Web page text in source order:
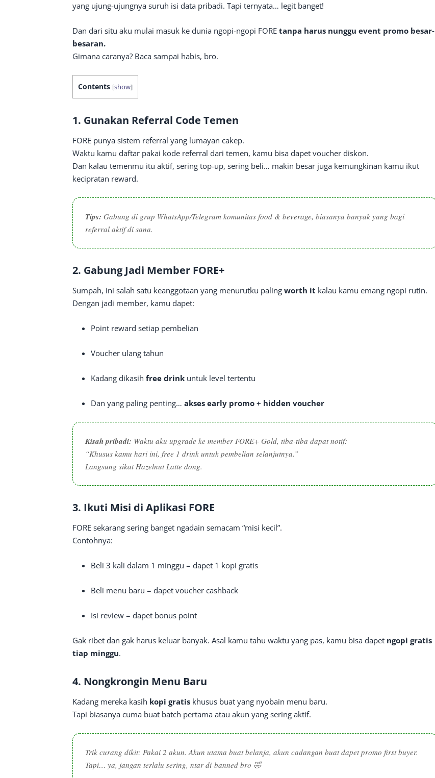
yang ujung-ujungnya suruh isi data pribadi. Tapi ternyata… legit banget!
Dan dari situ aku mulai masuk ke dunia ngopi-ngopi FORE tanpa harus nunggu event promo besar-
besaran.
Gimana caranya? Baca sampai habis, bro.
Contents [show]
1. Gunakan Referral Code Temen
FORE punya sistem referral yang lumayan cakep.
Waktu kamu daftar pakai kode referral dari temen, kamu bisa dapet voucher diskon.
Dan kalau temenmu itu aktif, sering top-up, sering beli… makin besar juga kemungkinan kamu ikut
kecipratan reward.
Tips: Gabung di grup WhatsApp/Telegram komunitas food & beverage, biasanya banyak yang bagi
referral aktif di sana.
2. Gabung Jadi Member FORE+
Sumpah, ini salah satu keanggotaan yang menurutku paling worth it kalau kamu emang ngopi rutin.
Dengan jadi member, kamu dapet:
Point reward setiap pembelian
Voucher ulang tahun
Kadang dikasih free drink untuk level tertentu
Dan yang paling penting… akses early promo + hidden voucher
Kisah pribadi: Waktu aku upgrade ke member FORE+ Gold, tiba-tiba dapat notif:
“Khusus kamu hari ini, free 1 drink untuk pembelian selanjutnya.”
Langsung sikat Hazelnut Latte dong.
3. Ikuti Misi di Aplikasi FORE
FORE sekarang sering banget ngadain semacam “misi kecil”.
Contohnya:
Beli 3 kali dalam 1 minggu = dapet 1 kopi gratis
Beli menu baru = dapet voucher cashback
Isi review = dapet bonus point
Gak ribet dan gak harus keluar banyak. Asal kamu tahu waktu yang pas, kamu bisa dapet ngopi gratis
tiap minggu.
4. Nongkrongin Menu Baru
Kadang mereka kasih kopi gratis khusus buat yang nyobain menu baru.
Tapi biasanya cuma buat batch pertama atau akun yang sering aktif.
Trik curang dikit: Pakai 2 akun. Akun utama buat belanja, akun cadangan buat dapet promo first buyer.
Tapi… ya, jangan terlalu sering, ntar di-banned bro 🤣